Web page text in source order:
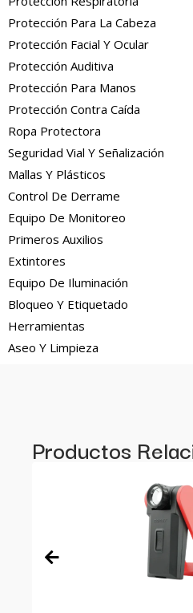
Protección Para La Cabeza
Protección Facial Y Ocular
Protección Auditiva
Protección Para Manos
Protección Contra Caída
Ropa Protectora
Seguridad Vial Y Señalización
Mallas Y Plásticos
Control De Derrame
Equipo De Monitoreo
Primeros Auxilios
Extintores
Equipo De Iluminación
Bloqueo Y Etiquetado
Herramientas
Aseo Y Limpieza
Productos